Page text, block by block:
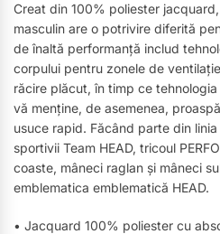
Creat din 100% poliester
masculin are o potrivire diferită
de înaltă performanță includ
corpului pentru zonele de
răcire plăcut, în timp ce
vă menține, de asemenea,
usuce rapid. Făcând parte din
sportivii Team HEAD, tricoul
coaste, mâneci raglan și mâneci
emblematica emblematică HEAD.
• Jacquard 100% poliester cu